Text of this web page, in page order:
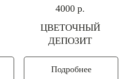
4000 р.
ЦВЕТОЧНЫЙ
ДЕПОЗИТ
Подробнее